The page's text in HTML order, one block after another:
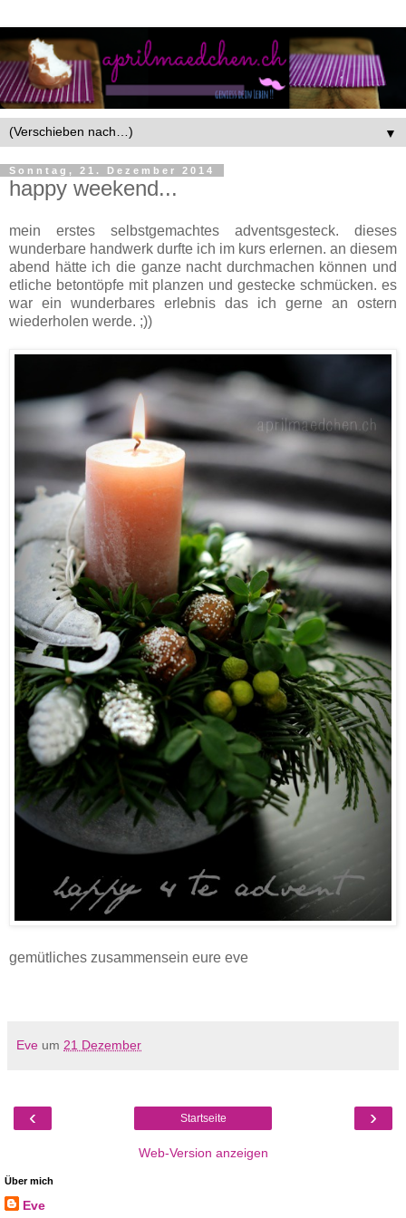
▼
Sonntag, 21. Dezember 2014
happy weekend...
mein erstes selbstgemachtes adventsgesteck. dieses
wunderbare handwerk durfte ich im kurs erlernen. an diesem
abend hätte ich die ganze nacht durchmachen können und
etliche betontöpfe mit planzen und gestecke schmücken. es
war ein wunderbares erlebnis das ich gerne an ostern
wiederholen werde. ;))
gemütliches zusammensein eure eve
Eve um 21 Dezember
‹ ›
Startseite
Web-Version anzeigen
Über mich
Eve